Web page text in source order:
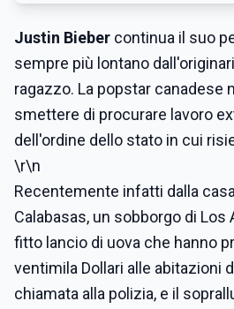
Justin Bieber continua il suo
sempre più lontano
ragazzo. La popstar canadese
smettere di procurare lavoro
dell'ordine dello stato in cui
\r\n
Recentemente infatti dalla
Calabasas, un sobborgo di Los
fitto lancio di uova che hanno
ventimila Dollari alle abitazioni
chiamata alla polizia, e il